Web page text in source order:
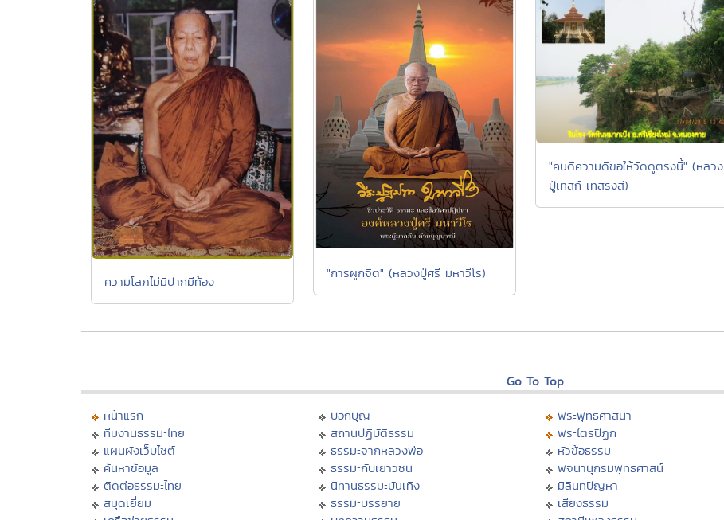
ความโลภไม่มีปากมีท้อง
"การผูกจิต" (หลวงปู่ศรี มหาวีโร)
"คนดีความดีขอให้วัดดูตรงนี้" (หลวง
ปู่เทสก์ เทสรังสี)
Go To Top
หน้าแรก
ทีมงานธรรมะไทย
แผนผังเว็บไซต์
ค้นหาข้อมูล
ติดต่อธรรมะไทย
สมุดเยี่ยม
บอกบุญ
สถานปฏิบัติธรรม
ธรรมะจากหลวงพ่อ
ธรรมะกับเยาวชน
นิทานธรรมะบันเทิง
ธรรมะบรรยาย
พระพุทธศาสนา
พระไตรปิฏก
หัวข้อธรรม
พจนานุกรมพุทธศาสน์
มิลินทปัญหา
เสียงธรรม